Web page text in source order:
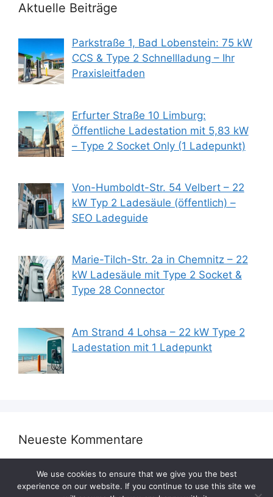
Aktuelle Beiträge
Parkstraße 1, Bad Lobenstein: 75 kW
CCS & Type 2 Schnellladung – Ihr
Praxisleitfaden
Erfurter Straße 10 Limburg:
Öffentliche Ladestation mit 5,83 kW
– Type 2 Socket Only (1 Ladepunkt)
Von-Humboldt-Str. 54 Velbert – 22
kW Typ 2 Ladesäule (öffentlich) –
SEO Ladeguide
Marie-Tilch-Str. 2a in Chemnitz – 22
kW Ladesäule mit Type 2 Socket &
Type 28 Connector
Am Strand 4 Lohsa – 22 kW Type 2
Ladestation mit 1 Ladepunkt
Neueste Kommentare
We use cookies to ensure that we give you the best
experience on our website. If you continue to use this site we